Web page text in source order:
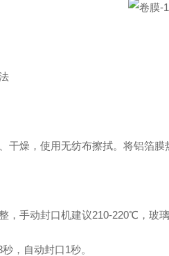
燥，使用无纺布擦拭。将铝箔膜
手动封口机建议210-220℃，玻璃
自动封口1秒。